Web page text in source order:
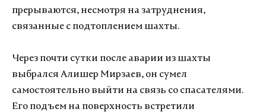
прерываются, несмотря на затруднения,
связанные с подтоплением шахты.
Через почти сутки после аварии из шахты
выбрался Алишер Мирзаев, он сумел
самостоятельно выйти на связь со спасателями.
Его подъем на поверхность встретили